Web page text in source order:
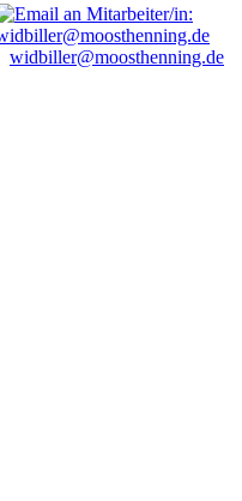
widbiller@moosthenning.de